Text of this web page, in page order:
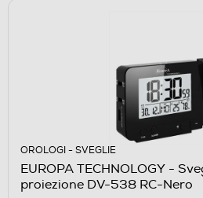
OROLOGI - SVEGLIE
EUROPA TECHNOLOGY -
proiezione DV-538 RC-Nero